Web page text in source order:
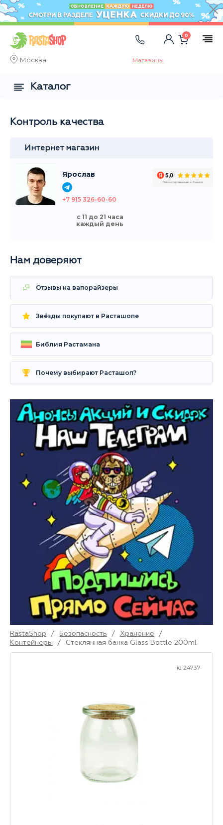
Москва Магазины
0
Контроль качества
Интернет магазин
Ярослав
+7 915 326-60-60
с 11 до 21 часа
каждый день
Нам доверяют
Отзывы на вапорайзеры
Звёзды покупают в Расташопе
Библия Растамана
Почему выбирают Расташоп?
Каталог
RastaShop / Безопасность / Хранение
/
Контейнеры
/ Стеклянная банка Glass Bottle 200ml
id 24737